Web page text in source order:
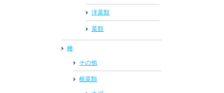
洋菜類
菜類
種
その他
根菜類